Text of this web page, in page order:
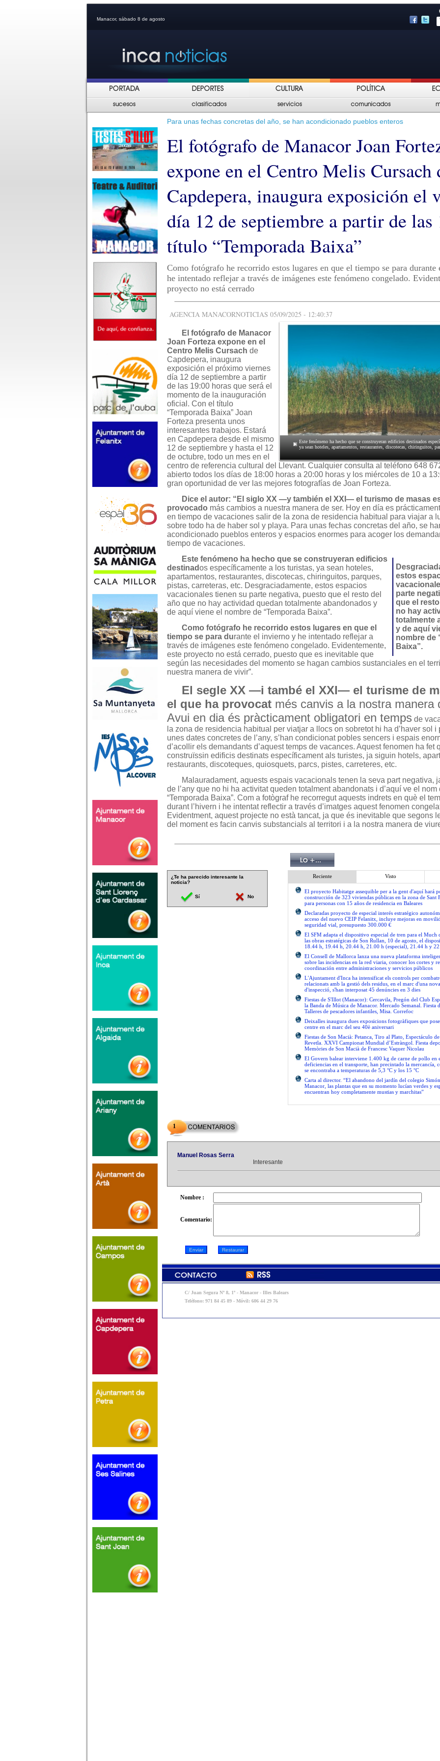
Manacor, sábado 8 de agosto
Para unas fechas concretas del año, se han acondicionado pueblos enteros
El fotógrafo de Manacor Joan
expone en el Centro Melis Cursach
Capdepera, inaugura exposición el
día 12 de septiembre a partir de las
título “Temporada Baixa”
Como fotógrafo he recorrido estos lugares en que el tiempo se para
he intentado reflejar a través de imágenes este fenómeno congelado.
proyecto no está cerrado
AGENCIA MANACORNOTICIAS 05/09/2025 - 12:40:37
Este fenómeno ha hecho que se construyeran edificios destinados
ya sean hoteles, apartamentos, restaurantes, discotecas, chiringuitos,
El fotógrafo de Manacor
Joan Forteza expone en el
Centro Melis Cursach de
Capdepera, inaugura
exposición el próximo viernes
día 12 de septiembre a partir
de las 19:00 horas que será el
momento de la inauguración
oficial. Con el título
“Temporada Baixa” Joan
Forteza presenta unos
interesantes trabajos. Estará
en Capdepera desde el mismo
12 de septiembre y hasta el 12
de octubre, todo un mes en el
centro de referencia cultural del Llevant. Cualquier consulta al teléfono 648
abierto todos los días de 18:00 horas a 20:00 horas y los miércoles de 10 a
gran oportunidad de ver las mejores fotografías de Joan Forteza.
Dice el autor: “El siglo XX —y también el XXI— el turismo de masas
provocado más cambios a nuestra manera de ser. Hoy en día es
en tiempo de vacaciones salir de la zona de residencia habitual para viajar a
sobre todo ha de haber sol y playa. Para unas fechas concretas del año, se
acondicionado pueblos enteros y espacios enormes para acoger los
tiempo de vacaciones.
estos
parte
que el
no hay
totalmente
y de aquí
nombre de
Baixa”.
Este fenómeno ha hecho que se construyeran edificios
destinados específicamente a los turistas, ya sean hoteles,
apartamentos, restaurantes, discotecas, chiringuitos, parques,
pistas, carreteras, etc. Desgraciadamente, estos espacios
vacacionales tienen su parte negativa, puesto que el resto del
año que no hay actividad quedan totalmente abandonados y
de aquí viene el nombre de “Temporada Baixa”.
Como fotógrafo he recorrido estos lugares en que el
tiempo se para durante el invierno y he intentado reflejar a
través de imágenes este fenómeno congelado. Evidentemente,
este proyecto no está cerrado, puesto que es inevitable que
según las necesidades del momento se hagan cambios sustanciales en el
nuestra manera de vivir”.
El segle XX —i també el XXI— el turisme de
el que ha provocat més canvis a la nostra manera
Avui en dia és pràcticament obligatori en temps de
la zona de residencia habitual per viatjar a llocs on sobretot hi ha d’haver sol i
unes dates concretes de l’any, s’han condicionat pobles sencers i espais
d’acollir els demandants d’aquest temps de vacances. Aquest fenomen ha fet
construïssin edificis destinats específicament als turistes, ja siguin hotels,
restaurants, discoteques, quiosquets, parcs, pistes, carreteres, etc.
Malauradament, aquests espais vacacionals tenen la seva part negativa,
de l’any que no hi ha activitat queden totalment abandonats i d’aquí ve el nom
“Temporada Baixa”. Com a fotògraf he recorregut aquests indrets en què el
durant l’hivern i he intentat reflectir a través d’imatges aquest fenomen
Evidentment, aquest projecte no està tancat, ja que és inevitable que segons
del moment es facin canvis substancials al territori i a la nostra manera de
¿Te ha parecido interesante la
noticia?
Sí No
Reciente Visto
El proyecto Habitatge assequible per a la gent d'aquí hará
construcción de 323 viviendas públicas en la zona de Sant
para personas con 15 años de residencia en Baleares
Declaradas proyecto de especial interés estratégico
acceso del nuevo CEIP Felanitx, incluye mejoras en
seguridad vial, presupuesto 300.000 €
El SFM adapta el dispositivo especial de tren para el Much
las obras estratégicas de Son Rullan, 10 de agosto, el
18.44 h, 19.44 h, 20.44 h, 21.00 h (especial), 21.44 h y
El Consell de Mallorca lanza una nueva plataforma
sobre las incidencias en la red viaria, conocer los cortes y
coordinación entre administraciones y servicios públicos
L'Ajuntament d'Inca ha intensificat els controls per
relacionats amb la gestió dels residus, en el marc d'una
d'inspecció, s'han interposat 45 denúncies en 3 dies
Fiestas de S'Illot (Manacor): Cercavila, Pregón del Club
la Banda de Música de Manacor. Mercado Semanal. Fiesta
Talleres de pescadores infantiles, Misa. Correfoc
Deixalles inaugura dues exposicions fotogràfiques que
centre en el marc del seu 40è aniversari
Fiestas de Son Macià: Petanca, Tiro al Plato, Espectáculo
Revetla. XXVI Campionat Mundial d’Estràngol. Fiesta
Memòries de Son Macià de Francesc Vaquer Nicolau
El Govern balear interviene 1.400 kg de carne de pollo en
deficiencias en el transporte, han precintado la mercancía,
se encontraba a temperaturas de 5,3 °C y los 15 °C
Carta al director. “El abandono del jardín del colegio
Manacor, las plantas que en su momento lucían verdes y
encuentran hoy completamente mustias y marchitas”
1
Manuel Rosas Serra
Interesante
Nombre :
Comentario:
C/ Juan Segura Nº 8, 1º - Manacor - Illes Balears
Teléfono: 971 84 45 89 - Móvil: 606 44 29 76